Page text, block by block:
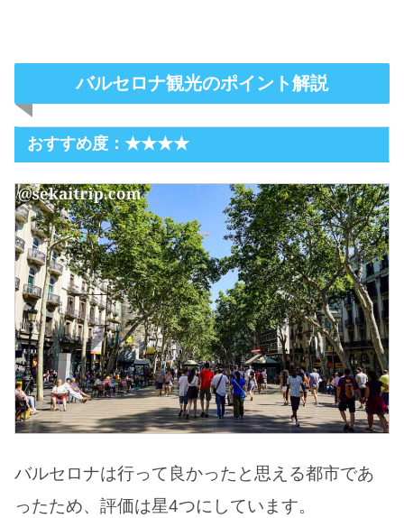
バルセロナ観光のポイント解説
おすすめ度：★★★★
バルセロナは行って良かったと思える都市であ
ったため、評価は星4つにしています。